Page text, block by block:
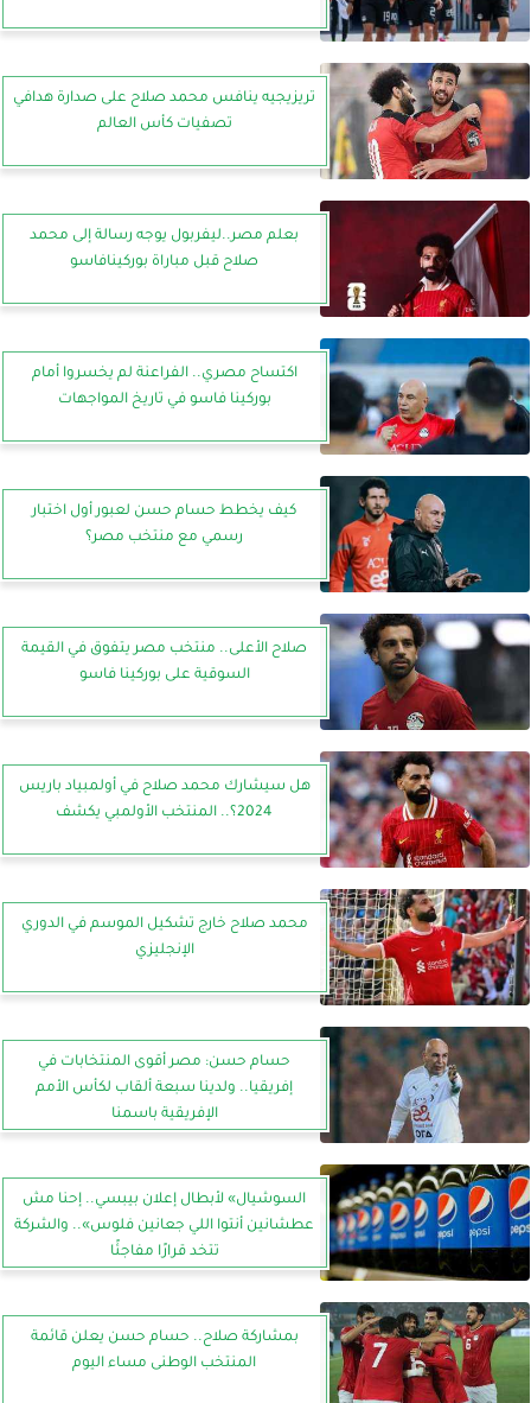
تريزيجيه ينافس محمد صلاح على صدارة هدافي
تصفيات كأس العالم
بعلم مصر..ليفربول يوجه رسالة إلى محمد
صلاح قبل مباراة بوركينافاسو
اكتساح مصري.. الفراعنة لم يخسروا أمام
بوركينا فاسو في تاريخ المواجهات
كيف يخطط حسام حسن لعبور أول اختبار
رسمي مع منتخب مصر؟
صلاح الأعلى.. منتخب مصر يتفوق في القيمة
السوقية على بوركينا فاسو
هل سيشارك محمد صلاح في أولمبياد باريس
2024؟.. المنتخب الأولمبي يكشف
محمد صلاح خارج تشكيل الموسم في الدوري
الإنجليزي
حسام حسن: مصر أقوى المنتخابات في
إفريقيا.. ولدينا سبعة ألقاب لكأس الأمم
الإفريقية باسمنا
السوشيال» لأبطال إعلان بيبسي.. إحنا مش
عطشانين أنتوا اللي جعانين فلوس».. والشركة
تتخد قرارًا مفاجئًا
بمشاركة صلاح.. حسام حسن يعلن قائمة
المنتخب الوطنى مساء اليوم